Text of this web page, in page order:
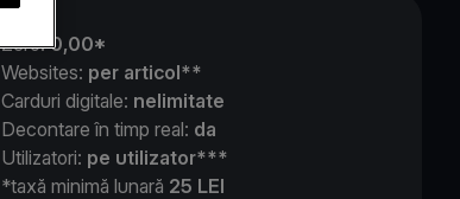
Zero:0,00*
Websites: per articol**
Carduri digitale: nelimitate
Decontare în timp real: da
Utilizatori: pe utilizator***
*taxă minimă lunară 25 LEI